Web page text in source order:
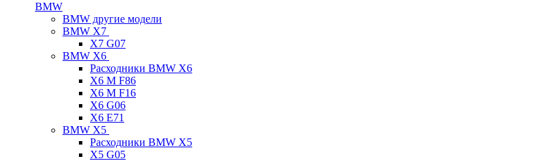
BMW
BMW другие модели
BMW X7
X7 G07
BMW X6
Расходники BMW X6
X6 M F86
X6 M F16
X6 G06
X6 E71
BMW X5
Расходники BMW X5
X5 G05